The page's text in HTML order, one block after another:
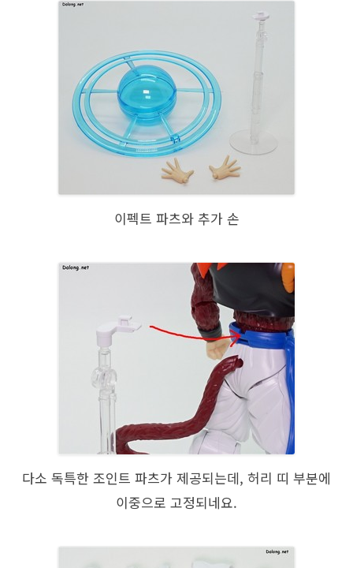
이펙트 파츠와 추가 손
다소 독특한 조인트 파츠가 제공되는데, 허리 띠 부분에
이중으로 고정되네요.